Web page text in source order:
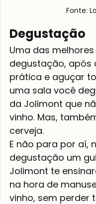
Fonte:
Degustação
Uma das
degustação, após
prática e aguçar
uma sala você
da Jolimont que
vinho. Mas,
cerveja.
E não para por aí,
degustação um
Jolimont te
na hora de
vinho, sem perder